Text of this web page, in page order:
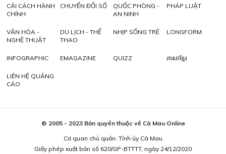
CẢI CÁCH HÀNH
CHÍNH
CHUYỂN ĐỔI SỐ
QUỐC PHÒNG -
AN NINH
PHÁP LUẬT
VĂN HÓA -
NGHỆ THUẬT
DU LỊCH - THỂ
THAO
NHỊP SỐNG TRẺ LONGFORM
INFOGRAPHIC EMAGAZINE QUIZZ ភាសាខ្មែរ
LIÊN HỆ QUẢNG
CÁO
© 2005 - 2023 Bản quyền thuộc về Cà Mau Online
Cơ quan chủ quản: Tỉnh ủy Cà Mau
Giấy phép xuất bản số 620/GP-BTTTT, ngày 24/12/2020